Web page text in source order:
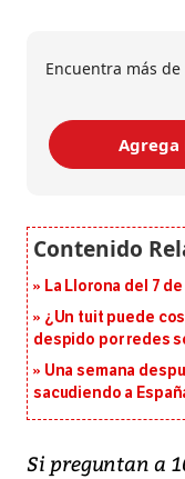
Encuentra más
Agrega
La Llorona del 7
¿Un tuit puede
despido por redes
Una semana
sacudiendo a
Si preguntan a